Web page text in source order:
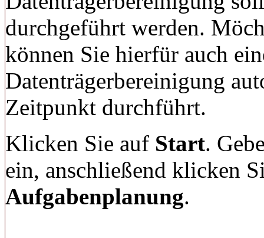
durchgeführt werden.
können Sie hierfür auch
Datenträgerbereinigung
Zeitpunkt durchführt.
Klicken Sie auf Start.
ein, anschließend klicken
Aufgabenplanung.